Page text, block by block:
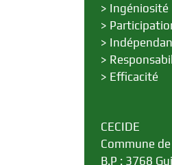
> Ingéniosité
>
>
>
> Efficacité
CECIDE
Commune
B.P : 3768